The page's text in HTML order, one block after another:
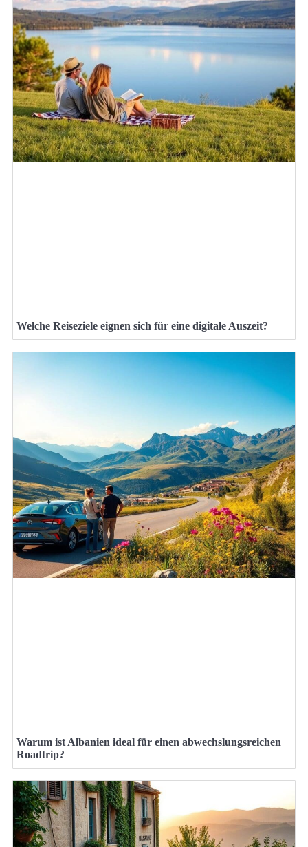
Welche Reiseziele eignen sich für eine digitale Auszeit?
Warum ist Albanien ideal für einen abwechslungsreichen
Roadtrip?